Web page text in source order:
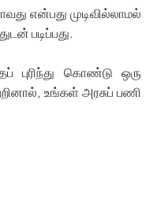
என்பது முடிவில்லாமல்
படிப்பது.
புரிந்து கொண்டு ஒரு
உங்கள் அரசுப் பணி